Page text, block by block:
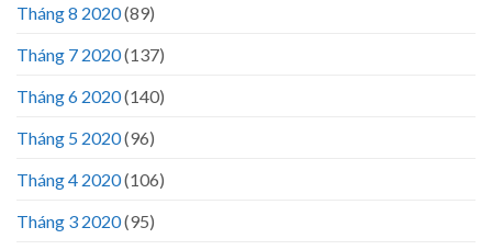
Tháng 8 2020(89)
Tháng 7 2020(137)
Tháng 6 2020(140)
Tháng 5 2020(96)
Tháng 4 2020(106)
Tháng 3 2020(95)